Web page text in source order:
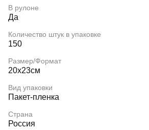
В рулоне
Да
Количество штук в упаковке
150
Размер/Формат
20х23см
Вид упаковки
Пакет-пленка
Страна
Россия